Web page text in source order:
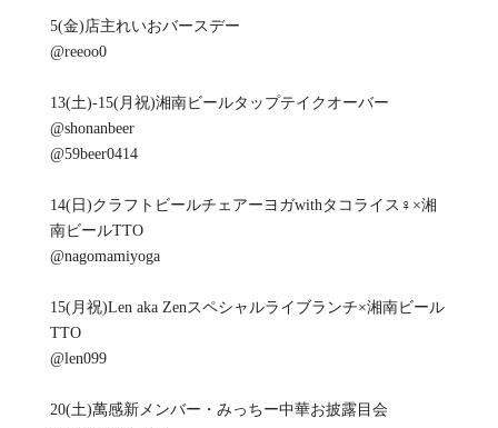
5(金)店主れいおバースデー
@reeoo0
13(土)-15(月祝)湘南ビールタップテイクオーバー
@shonanbeer
@59beer0414
14(日)クラフトビールチェアーヨガwithタコライス‍♀️×湘
南ビールTTO
@nagomamiyoga
15(月祝)Len aka Zenスペシャルライブランチ×湘南ビール
TTO
@len099
20(土)萬感新メンバー・みっちー中華お披露目会‍